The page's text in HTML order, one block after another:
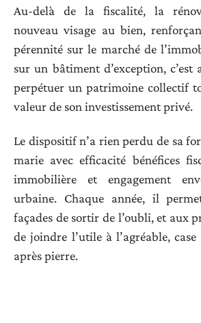
Au-delà de la fiscalité, la
nouveau visage au bien,
pérennité sur le marché de
sur un bâtiment d’exception, c’est
perpétuer un patrimoine collectif
valeur de son investissement privé.
Le dispositif n’a rien perdu de sa
marie avec efficacité bénéfices
immobilière et engagement
urbaine. Chaque année, il
façades de sortir de l’oubli, et aux
de joindre l’utile à l’agréable,
après pierre.